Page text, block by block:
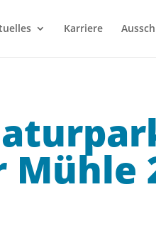
Karriere